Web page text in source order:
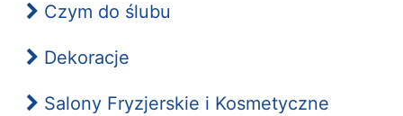
Czym do ślubu
Dekoracje
Salony Fryzjerskie i Kosmetyczne